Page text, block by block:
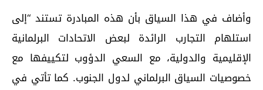
وأضاف في هذا السياق بأن هذه المبادرة تستند “إلى
استلهام التجارب الرائدة لبعض الاتحادات البرلمانية
الإقليمية والدولية، مع السعي الدؤوب لتكييفها مع
خصوصيات السياق البرلماني لدول الجنوب. كما تأتي في